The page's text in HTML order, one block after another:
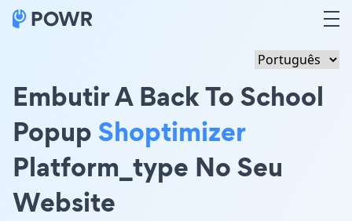
Embutir A Back To School
PopupShoptimizer
Platform_type No Seu
Website